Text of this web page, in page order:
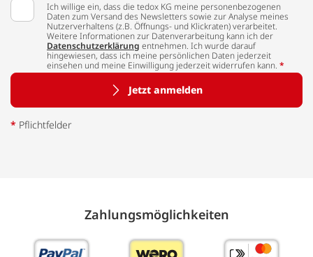
Ich willige ein, dass die tedox KG meine personenbezogenen
Daten zum Versand des Newsletters sowie zur Analyse meines
Nutzerverhaltens (z.B. Öffnungs- und Klickraten) verarbeitet.
Weitere Informationen zur Datenverarbeitung kann ich der
Datenschutzerklärung entnehmen. Ich wurde darauf
hingewiesen, dass ich meine persönlichen Daten jederzeit
einsehen und meine Einwilligung jederzeit widerrufen kann. *
Jetzt anmelden
* Pflichtfelder
Zahlungs­möglich­keiten